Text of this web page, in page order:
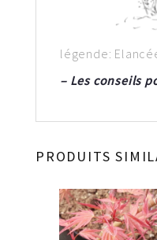
légende:
– Les conseils
PRODUITS